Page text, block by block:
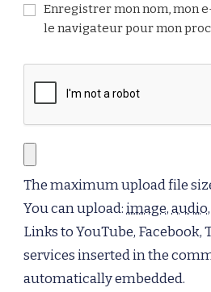
Enregistrer mon nom, mon
le navigateur pour mon
The maximum upload file
You can upload:image,audio,
Links to YouTube,
services inserted in the
automatically embedded.